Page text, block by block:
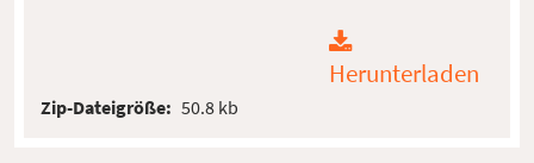
Herunterladen
Zip-Dateigröße: 50.8 kb